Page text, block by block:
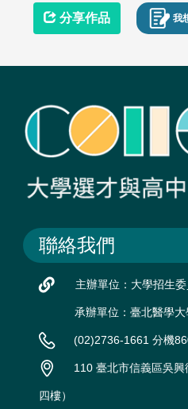
分享作品 我
聯絡我們
主辦單位：大學招生
承辦單位：臺北醫學大
(02)2736-1661 分機
110 臺北市信義區吳
四樓）